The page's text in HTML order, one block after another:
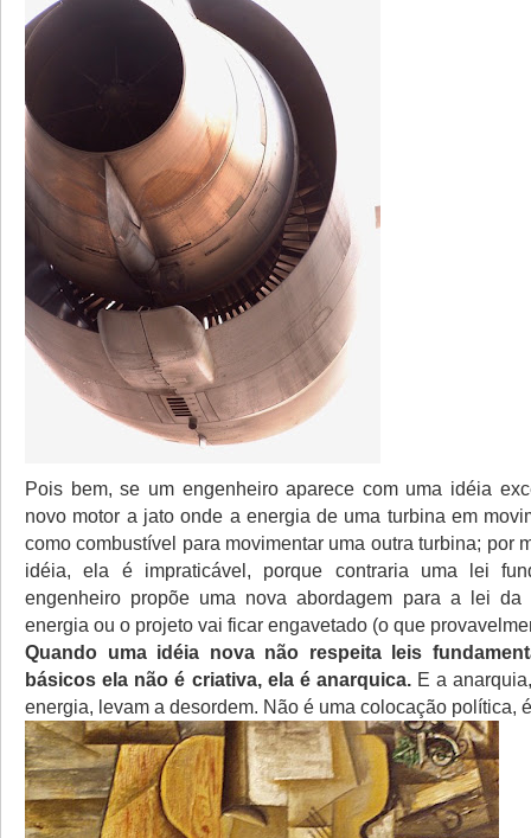
Pois bem, se um engenheiro aparece com uma idéia
novo motor a jato onde a energia de uma turbina em
como combustível para movimentar uma outra turbina; por
idéia, ela é impraticável, porque contraria uma lei
engenheiro propõe uma nova abordagem para a lei da
energia ou o projeto vai ficar engavetado (o que
Quando uma idéia nova não respeita leis
básicos ela não é criativa, ela é anarquica. E a
energia, levam a desordem. Não é uma colocação política,